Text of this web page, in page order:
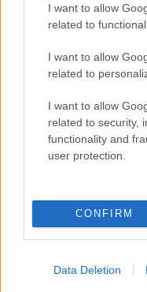
I want to allow
related to
I want to allow
related to
I want to allow
related to security,
functionality and
user protection.
CONFIRM
Data Deletion
Come difendersi
un’estate serena
Matteo Pellegrino · 10 Ago